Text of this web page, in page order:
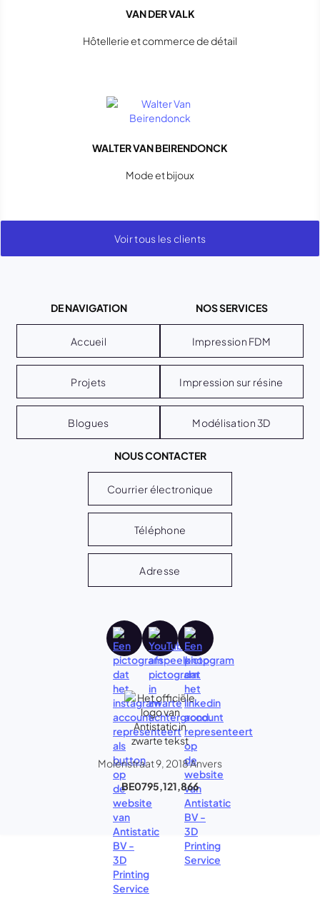
VAN DER VALK
Hôtellerie et commerce de détail
WALTER VAN BEIRENDONCK
Mode et bijoux
Voir tous les clients
DE NAVIGATION
Accueil
Projets
Blogues
NOS SERVICES
Impression FDM
Impression sur résine
Modélisation 3D
NOUS CONTACTER
Courrier électronique
Téléphone
Adresse
Molenstraat 9, 2018 Anvers
BE0795,121,866